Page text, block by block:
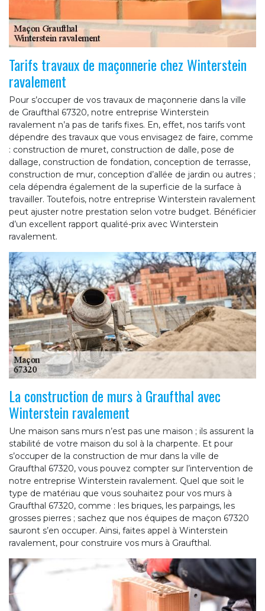
Tarifs travaux de maçonnerie chez Winterstein
ravalement
Pour s’occuper de vos travaux de maçonnerie dans la ville
de Graufthal 67320, notre entreprise Winterstein
ravalement n’a pas de tarifs fixes. En, effet, nos tarifs vont
dépendre des travaux que vous envisagez de faire, comme
: construction de muret, construction de dalle, pose de
dallage, construction de fondation, conception de terrasse,
construction de mur, conception d’allée de jardin ou autres ;
cela dépendra également de la superficie de la surface à
travailler. Toutefois, notre entreprise Winterstein ravalement
peut ajuster notre prestation selon votre budget. Bénéficier
d’un excellent rapport qualité-prix avec Winterstein
ravalement.
La construction de murs à Graufthal avec
Winterstein ravalement
Une maison sans murs n’est pas une maison ; ils assurent la
stabilité de votre maison du sol à la charpente. Et pour
s’occuper de la construction de mur dans la ville de
Graufthal 67320, vous pouvez compter sur l’intervention de
notre entreprise Winterstein ravalement. Quel que soit le
type de matériau que vous souhaitez pour vos murs à
Graufthal 67320, comme : les briques, les parpaings, les
grosses pierres ; sachez que nos équipes de maçon 67320
sauront s’en occuper. Ainsi, faites appel à Winterstein
ravalement, pour construire vos murs à Graufthal.